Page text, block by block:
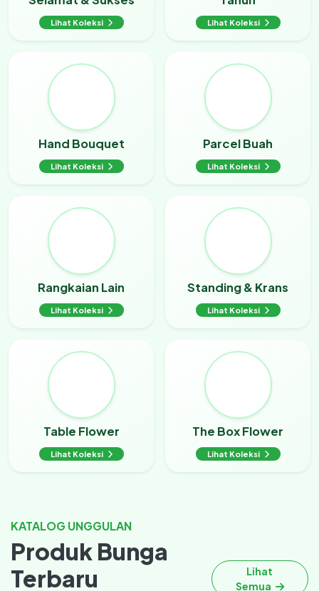
Lihat Koleksi Lihat Koleksi
Hand Bouquet
Lihat Koleksi
Parcel Buah
Lihat Koleksi
Rangkaian Lain
Lihat Koleksi
Standing & Krans
Lihat Koleksi
Table Flower
Lihat Koleksi
The Box Flower
Lihat Koleksi
KATALOG UNGGULAN
Produk Bunga
Terbaru
Lihat
Semua